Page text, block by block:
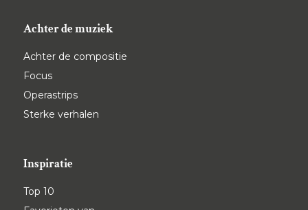
Achter de muziek
Achter de compositie
Focus
Operastrips
Sterke verhalen
Inspiratie
Top 10